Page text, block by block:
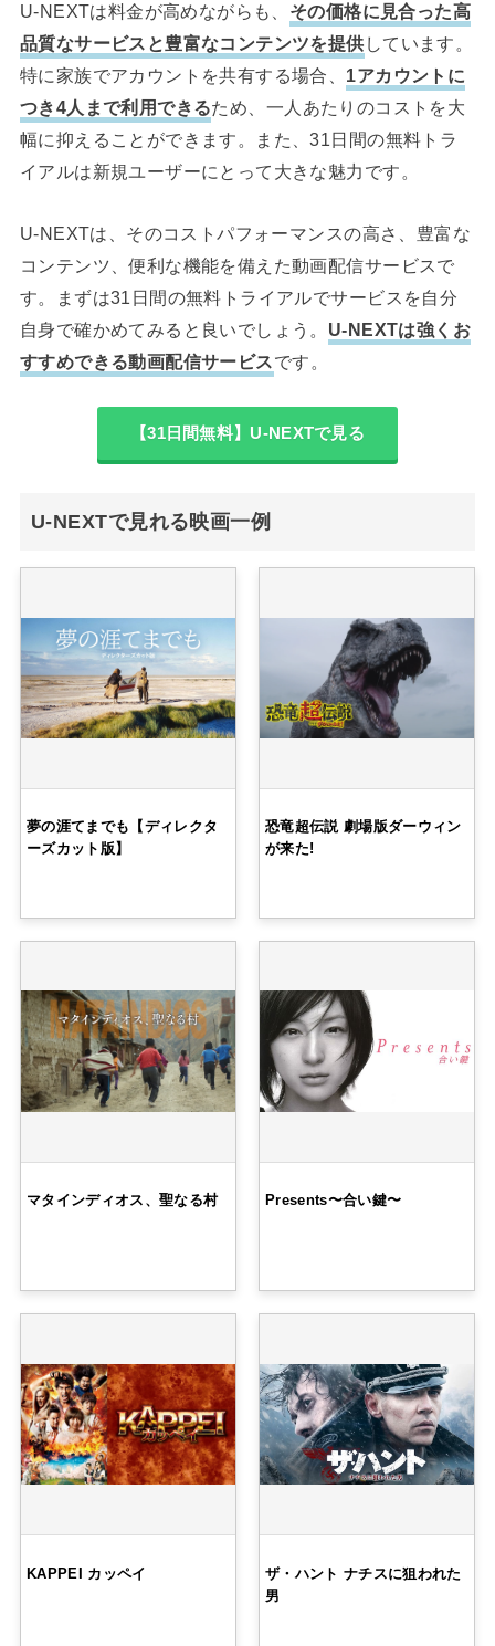
U-NEXTは料金が高めながらも、 その価格に見合った高
品質なサービスと豊富なコンテンツを提供 しています。
特に家族でアカウントを共有する場合、 1アカウントに
つき4人まで利用できるため、一人あたりのコストを大
幅に抑えることができます。また、31日間の無料トラ
イアルは新規ユーザーにとって大きな魅力です。
U-NEXTは、そのコストパフォーマンスの高さ、豊富な
コンテンツ、便利な機能を備えた動画配信サービスで
す。まずは31日間の無料トライアルでサービスを自分
自身で確かめてみると良いでしょう。 U-NEXTは強くお
すすめできる動画配信サービスです。
【31日間無料】U-NEXTで見る
U-NEXTで見れる映画一例
夢の涯てまでも【ディレクタ
ーズカット版】
恐竜超伝説 劇場版ダーウィン
が来た!
マタインディオス、聖なる村 Presents〜合い鍵〜
KAPPEI カッペイ
ザ・ハント ナチスに狙われた
男